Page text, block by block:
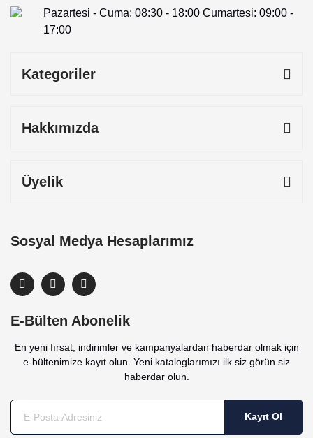
Pazartesi - Cuma: 08:30 - 18:00 Cumartesi: 09:00 -
17:00
Kategoriler
Hakkımızda
Üyelik
Sosyal Medya Hesaplarımız
E-Bülten Abonelik
En yeni fırsat, indirimler ve kampanyalardan haberdar olmak için
e-bültenimize kayıt olun. Yeni kataloglarımızı ilk siz görün siz
haberdar olun.
Kayıt Ol